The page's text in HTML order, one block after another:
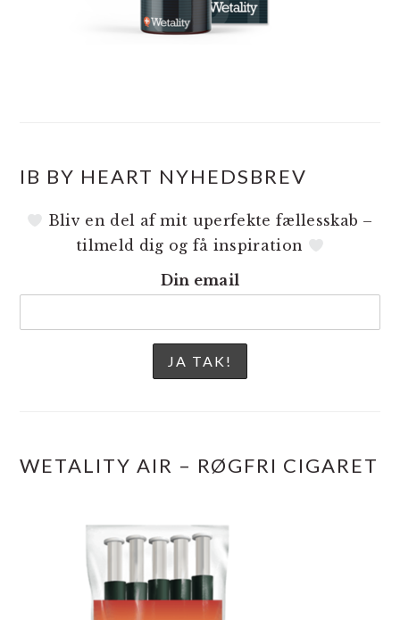
IB BY HEART NYHEDSBREV
Bliv en del af mit uperfekte fællesskab –
tilmeld dig og få inspiration
Din email
WETALITY AIR – RØGFRI CIGARET